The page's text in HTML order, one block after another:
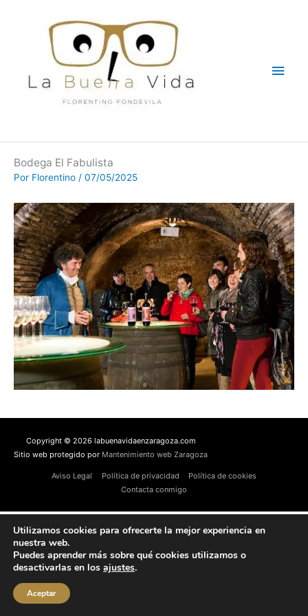
Bodega El Fabulista
Por Florentino / 07/05/2025
Copyright © 2026 labuenavidaenzaragoza.com
Sitio web protegido por Mantenimiento web Zaragoza
Aviso Legal Política de privacidad
Política de cookies
Contacta conmigo
Utilizamos cookies para ofrecerte la mejor experiencia en
nuestra web.
Puedes aprender más sobre qué cookies utilizamos o
desactivarlas en los ajustes.
Aceptar